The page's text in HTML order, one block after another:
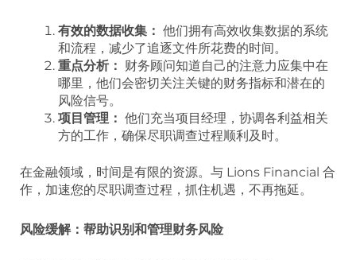
有效的数据收集： 他们拥有高效收集数据的系统
和流程，减少了追逐文件所花费的时间。
重点分析： 财务顾问知道自己的注意力应集中在
哪里，他们会密切关注关键的财务指标和潜在的
风险信号。
项目管理： 他们充当项目经理，协调各利益相关
方的工作，确保尽职调查过程顺利及时。
在金融领域，时间是有限的资源。与 Lions Financial 合
作，加速您的尽职调查过程，抓住机遇，不再拖延。
风险缓解：帮助识别和管理财务风险